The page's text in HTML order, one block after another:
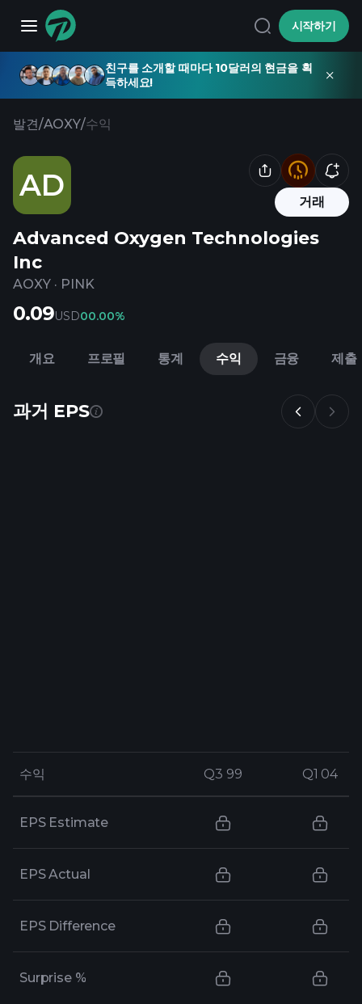
시작하기
친구를 소개할 때마다 10달러의 현금을 획
득하세요!
발견/AOXY/수익
AD 거래
Advanced Oxygen Technologies
Inc
AOXY · PINK
0.09USD00.00%
개요 프로필 통계 수익 금융 제출
과거 EPS
수익 Q3 99 Q1 04
수익 Q3 99 Q1 04
EPS Estimate
EPS Actual
EPS Difference
Surprise %